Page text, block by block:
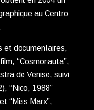
au Centro
et documentaires,
“Cosmonauta”,
de Venise, suivi
“Nico, 1988”
“Miss Marx”,